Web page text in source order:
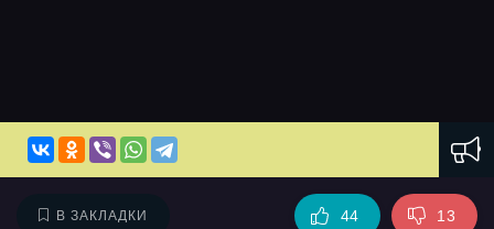
В ЗАКЛАДКИ 44 13